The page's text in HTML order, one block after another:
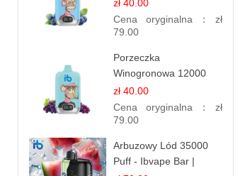
papieros | Jagodowy
Chłód
zł 40.00
Cena oryginalna： zł
79.00
Porzeczka
Winogronowa 12000
Puffów | Jednorazowy
E-papieros | Owocowy
Miks
zł 40.00
Cena oryginalna： zł
79.00
Arbuzowy Lód 35000
Puff - Ibvape Bar |